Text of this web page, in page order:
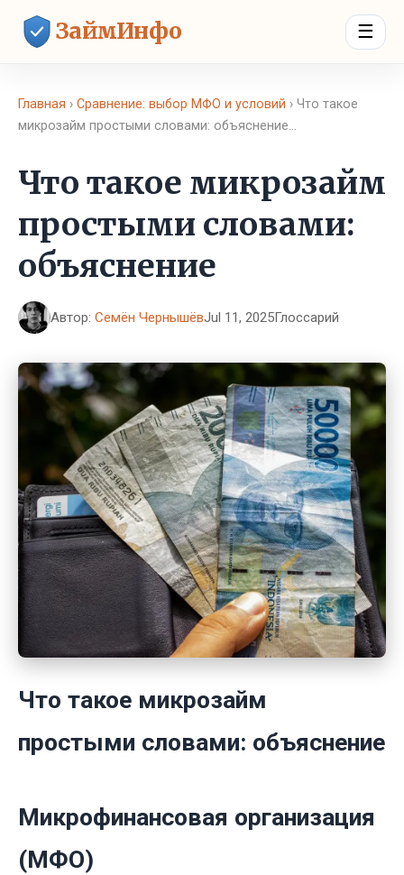
ЗаймИнфо ☰
Главная › Сравнение: выбор МФО и условий › Что такое
микрозайм простыми словами: объяснение…
Что такое микрозайм
простыми словами:
объяснение
Автор: Семён ЧернышёвJul 11, 2025Глоссарий
Что такое микрозайм
простыми словами: объяснение
Микрофинансовая организация
(МФО)